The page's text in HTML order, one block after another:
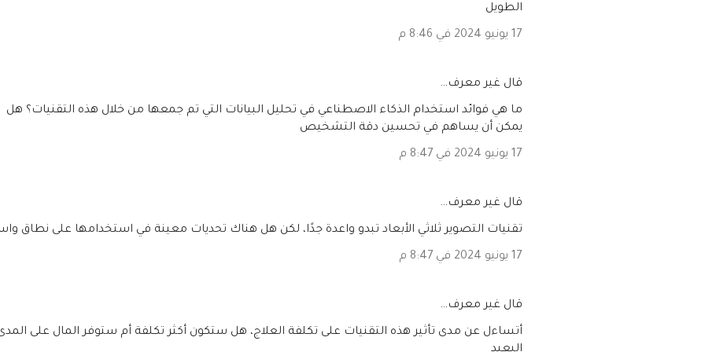
الطويل
17 يونيو 2024 في 8:46 م
‏قال غير معرف…
ما هي فوائد استخدام الذكاء الاصطناعي في تحليل البيانات التي تم جمعها من خلال هذه التقنيات؟ هل
يمكن أن يساهم في تحسين دقة التشخيص
17 يونيو 2024 في 8:47 م
‏قال غير معرف…
تقنيات التصوير ثلاثي الأبعاد تبدو واعدة جدًا، لكن هل هناك تحديات معينة في استخدامها على نطاق
17 يونيو 2024 في 8:47 م
‏قال غير معرف…
أتساءل عن مدى تأثير هذه التقنيات على تكلفة العلاج، هل ستكون أكثر تكلفة أم ستوفر المال على
البعيد